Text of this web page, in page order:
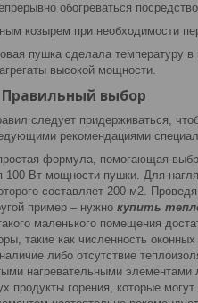
обогреваться
козырем при необходимости
пушка сделала температуру
высокой мощности.
Правильный выбор
следует придерживаться,
рекомендациями
формула, помогающая
Вт мощности пушки. Для
составляет 200 м2.
пример – нужно купить
маленького помещения
такие как численность
либо отсутствие
нагревательными элементами
продукты горения, которые